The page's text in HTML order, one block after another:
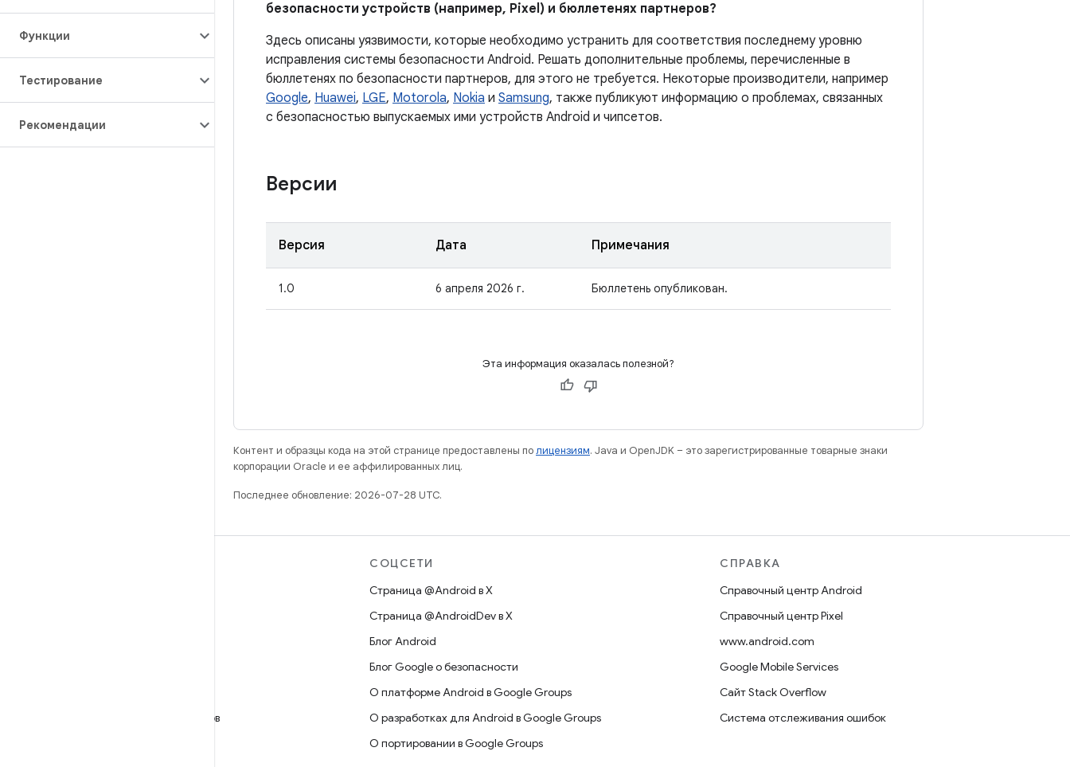
Функции
Тестирование
Рекомендации
безопасности устройств (например, Pixel) и бюллетенях партнеров?
Здесь описаны уязвимости, которые необходимо устранить для соответствия последнему уровню
исправления системы безопасности Android. Решать дополнительные проблемы, перечисленные в
бюллетенях по безопасности партнеров, для этого не требуется. Некоторые производители, например
Google, Huawei, LGE, Motorola, Nokia и Samsung, также публикуют информацию о проблемах, связанных
с безопасностью выпускаемых ими устройств Android и чипсетов.
Версии
Версия Дата Примечания
1.0 6 апреля 2026 г. Бюллетень опубликован.
Эта информация оказалась полезной?
Контент и образцы кода на этой странице предоставлены полицензиям. Java и OpenJDK – это зарегистрированные товарные знаки
корпорации Oracle и ее аффилированных лиц.
Последнее обновление: 2026-07-28 UTC.
Драйверы в виде исполняемых файлов
СОЦСЕТИ
Страница @Android в X
Страница @AndroidDev в X
Блог Android
Блог Google о безопасности
О платформе Android в Google Groups
О разработках для Android в Google Groups
О портировании в Google Groups
СПРАВКА
Справочный центр Android
Справочный центр Pixel
www.android.com
Google Mobile Services
Сайт Stack Overflow
Система отслеживания ошибок